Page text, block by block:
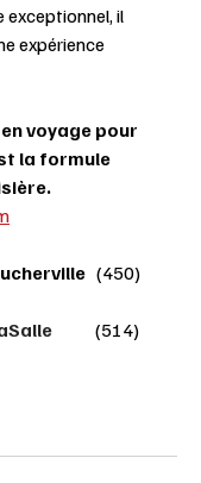
exceptionnel, il
expérience
voyage pour
la formule
(450)
(514)